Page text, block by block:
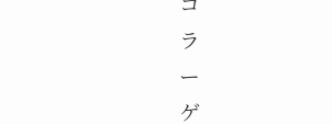
ラ
ー
ゲ